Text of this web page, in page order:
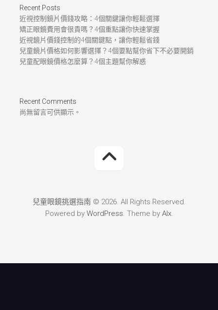
Recent Posts
近視控制鏡片價錢攻略：4個關鍵讓你輕鬆選擇
矯正眼鏡費用會很貴嗎？4個重點讓你快速掌握
近視鏡片價錢控制的4個關鍵點，讓你輕鬆省錢
兒童鏡片價格如何影響選擇？4個要點幫你省下不必要開銷
兒童配眼鏡價格怎麼算？4個主題幫你解惑
Recent Comments
尚無留言可供顯示。
兒童眼鏡挑選指南 © 2026. All Rights Reserved.
Powered by WordPress. Theme by Alx.